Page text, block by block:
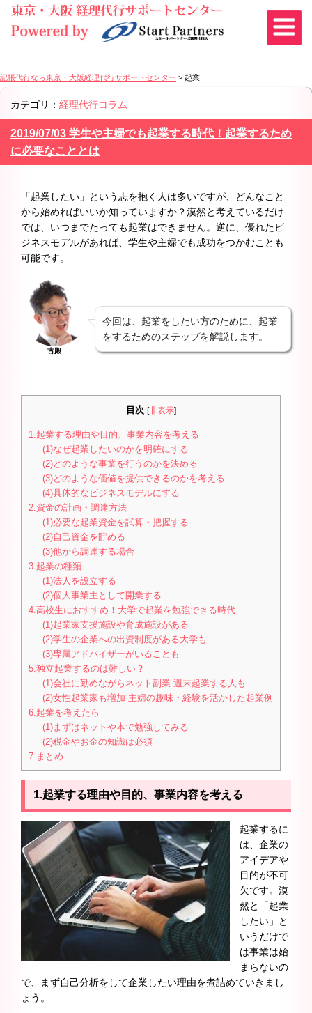
記帳代行なら東京・大阪経理代行サポートセンター > 起業
カテゴリ： 経理代行コラム
2019/07/03 学生や主婦でも起業する時代！起業するため
に必要なこととは
「起業したい」という志を抱く人は多いですが、どんなこと
から始めればいいか知っていますか？漠然と考えているだけ
では、いつまでたっても起業はできません。逆に、優れたビ
ジネスモデルがあれば、学生や主婦でも成功をつかむことも
可能です。
古殿
今回は、起業をしたい方のために、起業
をするためのステップを解説します。
目次 [非表示]
1.起業する理由や目的、事業内容を考える
(1)なぜ起業したいのかを明確にする
(2)どのような事業を行うのかを決める
(3)どのような価値を提供できるのかを考える
(4)具体的なビジネスモデルにする
2.資金の計画・調達方法
(1)必要な起業資金を試算・把握する
(2)自己資金を貯める
(3)他から調達する場合
3.起業の種類
(1)法人を設立する
(2)個人事業主として開業する
4.高校生におすすめ！大学で起業を勉強できる時代
(1)起業家支援施設や育成施設がある
(2)学生の企業への出資制度がある大学も
(3)専属アドバイザーがいることも
5.独立起業するのは難しい？
(1)会社に勤めながらネット副業 週末起業する人も
(2)女性起業家も増加 主婦の趣味・経験を活かした起業例
6.起業を考えたら
(1)まずはネットや本で勉強してみる
(2)税金やお金の知識は必須
7.まとめ
1.起業する理由や目的、事業内容を考える
起業するに
は、企業の
アイデアや
目的が不可
欠です。漠
然と「起業
したい」と
いうだけで
は事業は始
まらないの
で、まず自己分析をして企業したい理由を煮詰めていきまし
ょう。